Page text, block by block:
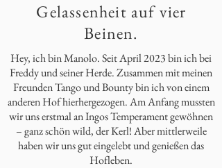
Gelassenheit auf vier
Beinen.
Hey, ich bin Manolo. Seit April 2023 bin ich bei
Freddy und seiner Herde. Zusammen mit meinen
Freunden Tango und Bounty bin ich von einem
anderen Hof hierhergezogen. Am Anfang mussten
wir uns erstmal an Ingos Temperament gewöhnen
– ganz schön wild, der Kerl! Aber mittlerweile
haben wir uns gut eingelebt und genießen das
Hofleben.